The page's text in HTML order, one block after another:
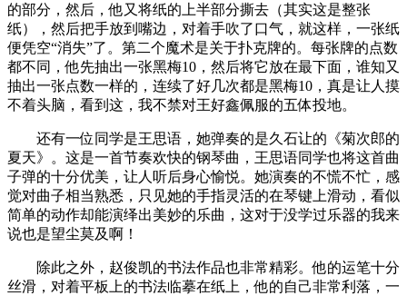
的部分，然后，他又将纸的上半部分撕去（其实这是整张
纸），然后把手放到嘴边，对着手吹了口气，就这样，一张纸
便凭空“消失”了。第二个魔术是关于扑克牌的。每张牌的点数
都不同，他先抽出一张黑梅10，然后将它放在最下面，谁知又
抽出一张点数一样的，连续了好几次都是黑梅10，真是让人摸
不着头脑，看到这，我不禁对王好鑫佩服的五体投地。
还有一位同学是王思语，她弹奏的是久石让的《菊次郎的
夏天》。这是一首节奏欢快的钢琴曲，王思语同学也将这首曲
子弹的十分优美，让人听后身心愉悦。她演奏的不慌不忙，感
觉对曲子相当熟悉，只见她的手指灵活的在琴键上滑动，看似
简单的动作却能演绎出美妙的乐曲，这对于没学过乐器的我来
说也是望尘莫及啊！
除此之外，赵俊凯的书法作品也非常精彩。他的运笔十分
丝滑，对着平板上的书法临摹在纸上，他的自己非常利落，一